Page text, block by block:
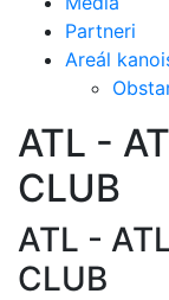
Partneri
Areál
ATL -
CLUB
ATL -
CLUB